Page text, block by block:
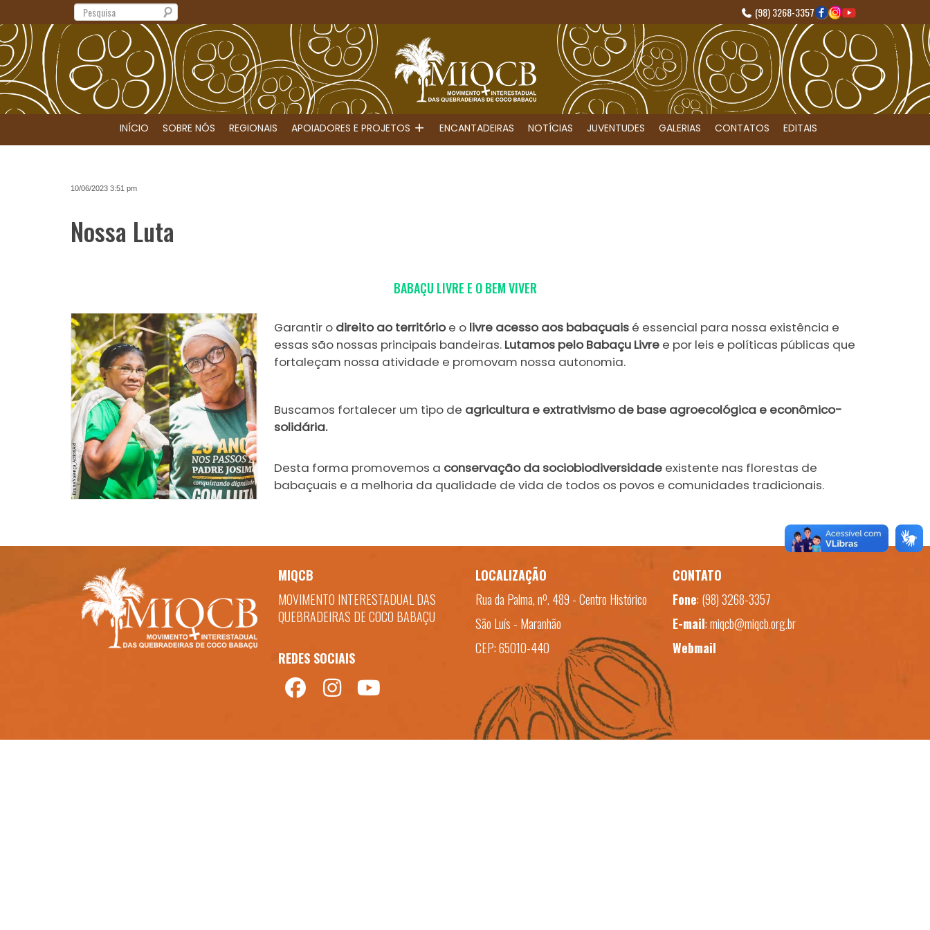
Search (98) 3268-3357
INÍCIO SOBRE NÓS REGIONAIS APOIADORES E PROJETOS ENCANTADEIRAS NOTÍCIAS JUVENTUDES GALERIAS CONTATOS EDITAIS
10/06/2023 3:51 pm
Nossa Luta
BABAÇU LIVRE E O BEM VIVER
Garantir o direito ao territórioe o livre acesso aos babaçuais é essencial para nossa existência e
essas são nossas principais bandeiras. Lutamos pelo Babaçu Livre e por leis e políticas públicas que
fortaleçam nossa atividade e promovam nossa autonomia.
​Buscamos fortalecer um tipo de agricultura e extrativismo de base agroecológica e econômico-
solidária.
Desta forma promovemos a conservação da sociobiodiversidade existente nas florestas de
babaçuais e a melhoria da qualidade de vida de todos os povos e comunidades tradicionais.
MIQCB
MOVIMENTO INTERESTADUAL DAS
QUEBRADEIRAS DE COCO BABAÇU
REDES SOCIAIS
LOCALIZAÇÃO
Rua da Palma, nº. 489 - Centro Histórico
São Luís - Maranhão
CEP: 65010-440
CONTATO
Fone: (98) 3268-3357
E-mail:miqcb@miqcb.org.br
Webmail